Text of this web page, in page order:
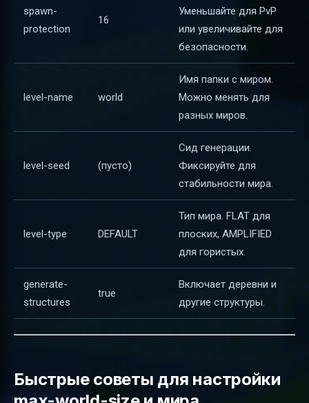
spawn-
protection
16
Уменьшайте для PvP
или увеличивайте для
безопасности.
level-name world
Имя папки с миром.
Можно менять для
разных миров.
level-seed (пусто)
Сид генерации.
Фиксируйте для
стабильности мира.
level-type DEFAULT
Тип мира. FLAT для
плоских, AMPLIFIED
для гористых.
generate-
structures
true
Включает деревни и
другие структуры.
Быстрые советы для настройки